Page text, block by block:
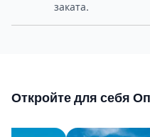
заката.
Откройте для себя